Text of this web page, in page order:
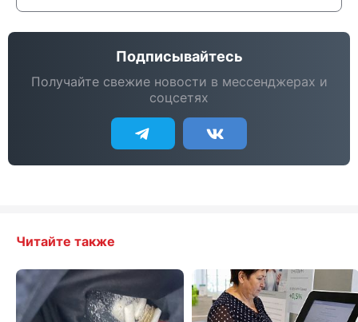
Подписывайтесь
Получайте свежие новости в мессенджерах и
соцсетях
Читайте также